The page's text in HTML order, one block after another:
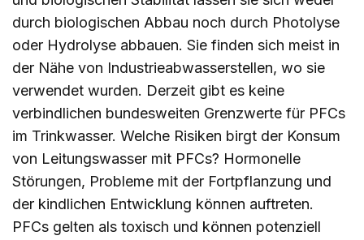
durch biologischen Abbau noch durch Photolyse
oder Hydrolyse abbauen. Sie finden sich meist in
der Nähe von Industrieabwasserstellen, wo sie
verwendet wurden. Derzeit gibt es keine
verbindlichen bundesweiten Grenzwerte für PFCs
im Trinkwasser. Welche Risiken birgt der Konsum
von Leitungswasser mit PFCs? Hormonelle
Störungen, Probleme mit der Fortpflanzung und
der kindlichen Entwicklung können auftreten.
PFCs gelten als toxisch und können potenziell